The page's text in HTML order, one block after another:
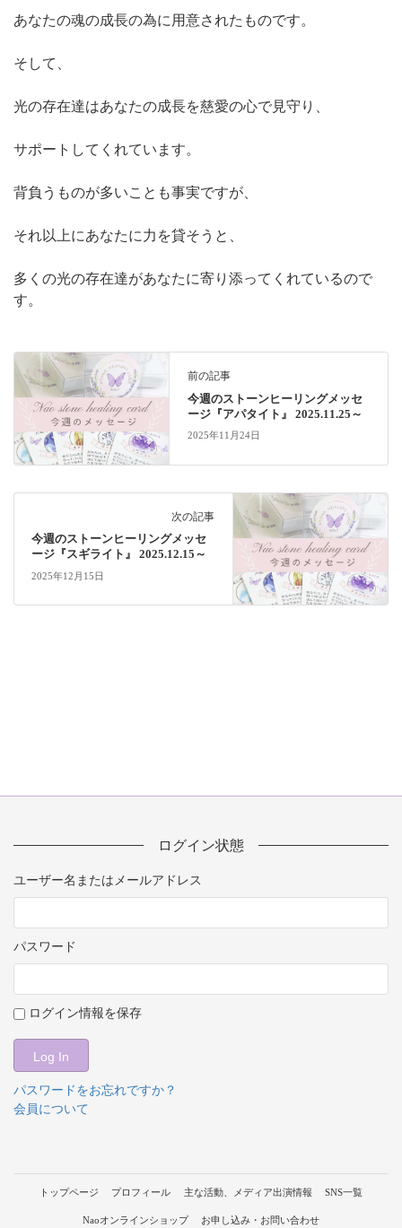
あなたの魂の成長の為に用意されたものです。
そして、
光の存在達はあなたの成長を慈愛の心で見守り、
サポートしてくれています。
背負うものが多いことも事実ですが、
それ以上にあなたに力を貸そうと、
多くの光の存在達があなたに寄り添ってくれているので
す。
前の記事
今週のストーンヒーリングメッセ
ージ『アパタイト』 2025.11.25～
2025年11月24日
次の記事
今週のストーンヒーリングメッセ
ージ『スギライト』 2025.12.15～
2025年12月15日
ログイン状態
ユーザー名またはメールアドレス
パスワード
ログイン情報を保存
パスワードをお忘れですか？
会員について
トップページ プロフィール 主な活動、メディア出演情報 SNS一覧
Naoオンラインショップ お申し込み・お問い合わせ